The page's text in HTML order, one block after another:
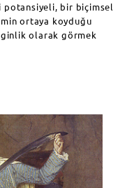
potansiyeli, bir biçimsel
ortaya koyduğu
olarak görmek